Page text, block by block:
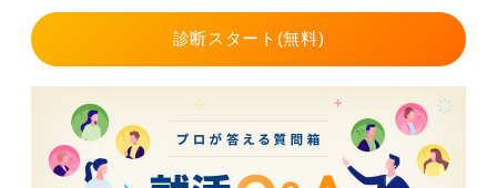
時代の変化に合わせた戦い方を身に付けることが、限ら
れた正規採用の枠を勝ち取る一番の近道となります。
0
診断スタート(無料)